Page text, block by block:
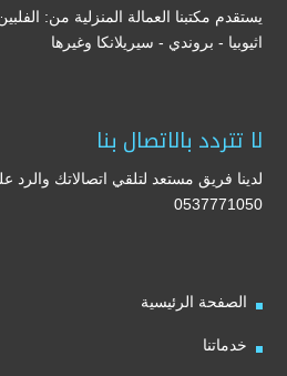
يستقدم مكتبنا العمالة المنزلية من:
اثيوبيا - بروندي - سيريلانكا وغيرها
لا تتردد بالاتصال بنا
لدينا فريق مستعد لتلقي اتصالاتك والرد
0537771050
الصفحة الرئيسية
خدماتنا